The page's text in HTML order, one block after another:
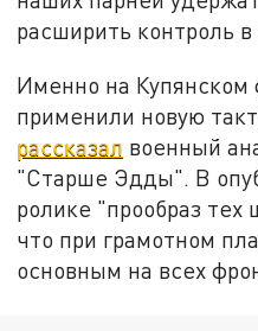
расширить контроль в
Именно на Купянском
применили новую
рассказал военный
"Старше Эдды". В
ролике "прообраз
что при грамотном
основным на всех